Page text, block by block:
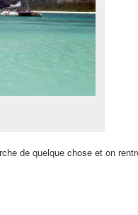
de quelque chose et on